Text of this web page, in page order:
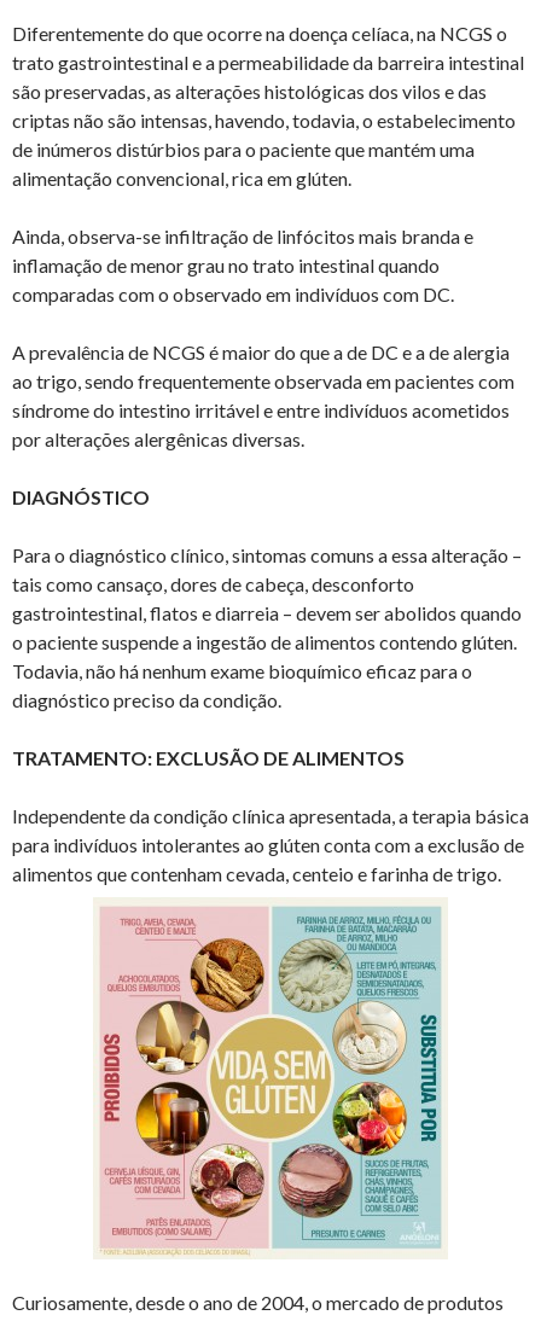
Diferentemente do que ocorre na doença celíaca, na NCGS o
trato gastrointestinal e a permeabilidade da barreira intestinal
são preservadas, as alterações histológicas dos vilos e das
criptas não são intensas, havendo, todavia, o estabelecimento
de inúmeros distúrbios para o paciente que mantém uma
alimentação convencional, rica em glúten.
Ainda, observa-se infiltração de linfócitos mais branda e
inflamação de menor grau no trato intestinal quando
comparadas com o observado em indivíduos com DC.
A prevalência de NCGS é maior do que a de DC e a de alergia
ao trigo, sendo frequentemente observada em pacientes com
síndrome do intestino irritável e entre indivíduos acometidos
por alterações alergênicas diversas.
DIAGNÓSTICO
Para o diagnóstico clínico, sintomas comuns a essa alteração –
tais como cansaço, dores de cabeça, desconforto
gastrointestinal, flatos e diarreia – devem ser abolidos quando
o paciente suspende a ingestão de alimentos contendo glúten.
Todavia, não há nenhum exame bioquímico eficaz para o
diagnóstico preciso da condição.
TRATAMENTO: EXCLUSÃO DE ALIMENTOS
Independente da condição clínica apresentada, a terapia básica
para indivíduos intolerantes ao glúten conta com a exclusão de
alimentos que contenham cevada, centeio e farinha de trigo.
Curiosamente, desde o ano de 2004, o mercado de produtos